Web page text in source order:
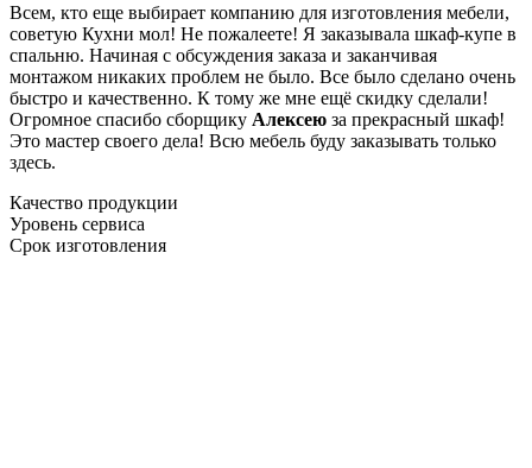
Всем, кто еще выбирает компанию для изготовления мебели,
советую Кухни мол! Не пожалеете! Я заказывала шкаф-купе в
спальню. Начиная с обсуждения заказа и заканчивая
монтажом никаких проблем не было. Все было сделано очень
быстро и качественно. К тому же мне ещё скидку сделали!
Огромное спасибо сборщику Алексею за прекрасный шкаф!
Это мастер своего дела! Всю мебель буду заказывать только
здесь.
Качество продукции
Уровень сервиса
Срок изготовления